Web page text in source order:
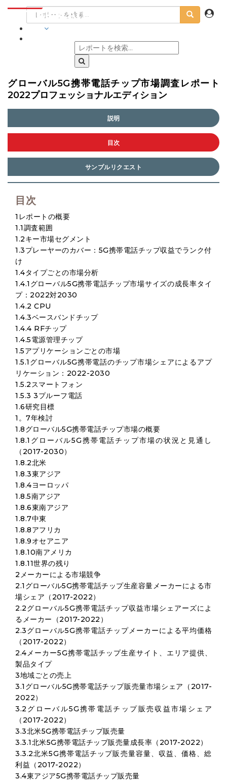
グローバル5G携帯電話チップ市場調査レポート
2022プロフェッショナルエディション
説明
目次
サンプルリクエスト
目次
1レポートの概要
1.1調査範囲
1.2キー市場セグメント
1.3プレーヤーのカバー：5G携帯電話チップ収益でランク付
け
1.4タイプごとの市場分析
1.4.1グローバル5G携帯電話チップ市場サイズの成長率タイ
プ：2022対2030
1.4.2 CPU
1.4.3ベースバンドチップ
1.4.4 RFチップ
1.4.5電源管理チップ
1.5アプリケーションごとの市場
1.5.1グローバル5G携帯電話のチップ市場シェアによるアプ
リケーション：2022-2030
1.5.2スマートフォン
1.5.3 3プルーフ電話
1.6研究目標
1。7年検討
1.8グローバル5G携帯電話チップ市場の概要
1.8.1グローバル5G携帯電話チップ市場の状況と見通し
（2017-2030）
1.8.2北米
1.8.3東アジア
1.8.4ヨーロッパ
1.8.5南アジア
1.8.6東南アジア
1.8.7中東
1.8.8アフリカ
1.8.9オセアニア
1.8.10南アメリカ
1.8.11世界の残り
2メーカーによる市場競争
2.1グローバル5G携帯電話チップ生産容量メーカーによる市
場シェア（2017-2022）
2.2グローバル5G携帯電話チップ収益市場シェアーズによ
るメーカー（2017-2022）
2.3グローバル5G携帯電話チップメーカーによる平均価格
（2017-2022）
2.4メーカー5G携帯電話チップ生産サイト、エリア提供、
製品タイプ
3地域ごとの売上
3.1グローバル5G携帯電話チップ販売量市場シェア（2017-
2022）
3.2グローバル5G携帯電話チップ販売収益市場シェア
（2017-2022）
3.3北米5G携帯電話チップ販売量
3.3.1北米5G携帯電話チップ販売量成長率（2017-2022）
3.3.2北米5G携帯電話チップ販売量容量、収益、価格、総
利益（2017-2022）
3.4東アジア5G携帯電話チップ販売量